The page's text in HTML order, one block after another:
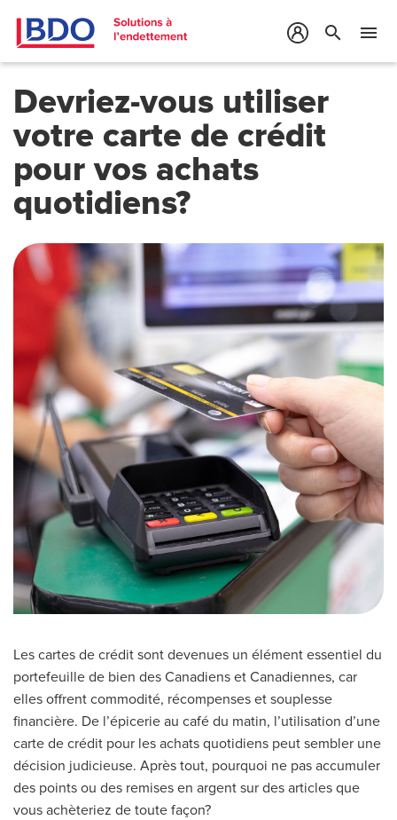
search menu
Devriez-vous utiliser
votre carte de crédit
pour vos achats
quotidiens?
Les cartes de crédit sont devenues un élément essentiel du
portefeuille de bien des Canadiens et Canadiennes, car
elles offrent commodité, récompenses et souplesse
financière. De l’épicerie au café du matin, l’utilisation d’une
carte de crédit pour les achats quotidiens peut sembler une
décision judicieuse. Après tout, pourquoi ne pas accumuler
des points ou des remises en argent sur des articles que
vous achèteriez de toute façon?